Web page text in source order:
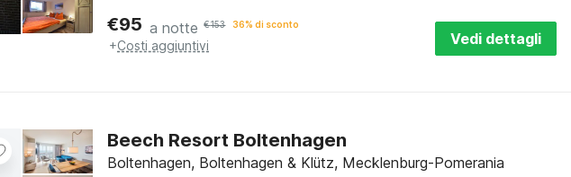
€95 a notte €153 36% di sconto
+Costi aggiuntivi Vedi dettagli
Beech Resort Boltenhagen
Boltenhagen, Boltenhagen & Klütz, Mecklenburg-Pomerania